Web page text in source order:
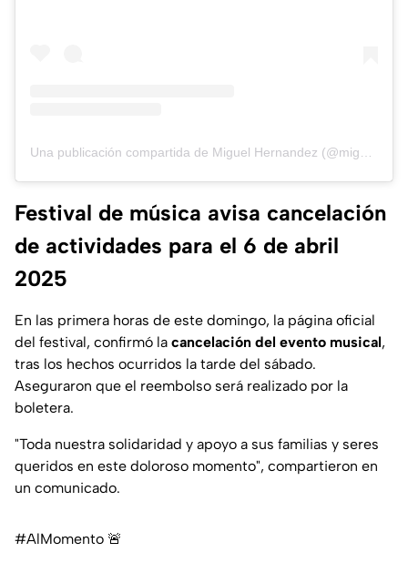
Una publicación compartida de Miguel Hernandez (@miguel_hernandezh)
Festival de música avisa cancelación
de actividades para el 6 de abril
2025
En las primera horas de este domingo, la página oficial
del festival, confirmó la cancelación del evento musical,
tras los hechos ocurridos la tarde del sábado.
Aseguraron que el reembolso será realizado por la
boletera.
"Toda nuestra solidaridad y apoyo a sus familias y seres
queridos en este doloroso momento", compartieron en
un comunicado.
#AlMomento 🚨